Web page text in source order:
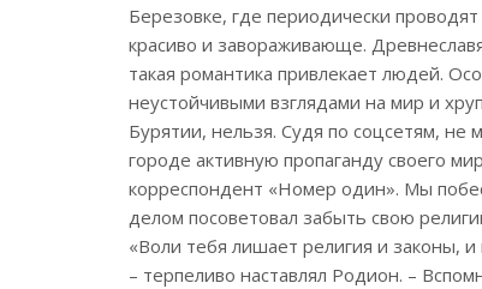
Березовке, где периодически
красиво и завораживающе.
такая романтика привлекает людей.
неустойчивыми взглядами на мир и
Бурятии, нельзя. Судя по соцсетям,
городе активную пропаганду своего
корреспондент «Номер один». Мы
делом посоветовал забыть свою
«Воли тебя лишает религия и законы,
– терпеливо наставлял Родион. –